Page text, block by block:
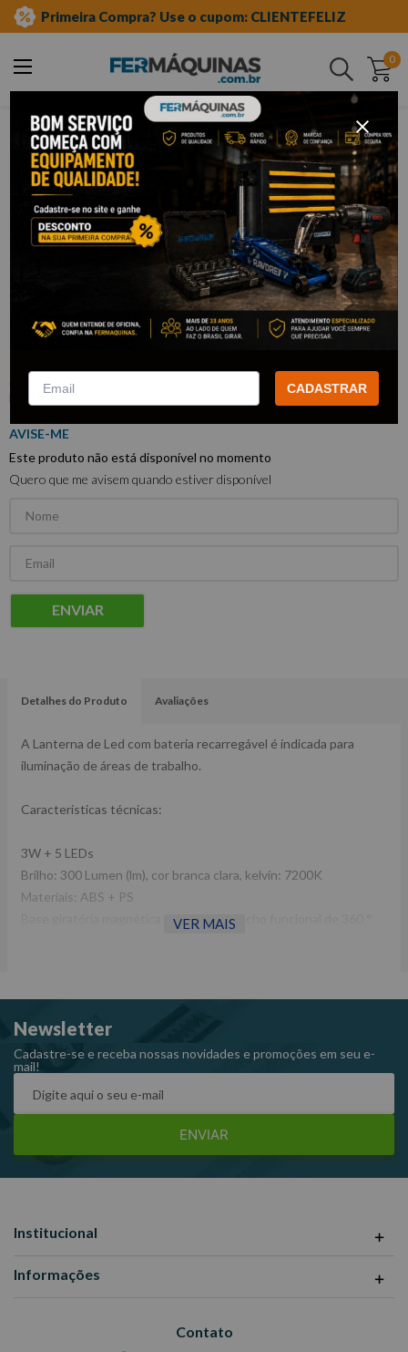
Primeira Compra? Use o cupom: CLIENTEFELIZ
0
Buscar
equipamento auto center
acessórios para oficina
luminárias e pendentes
Lanterna Led com Bateria
Recarregável- KING TONY
9TA27A
KING TONY
Este produto não está disponível no momento
Quero que me avisem quando estiver disponível
ENVIAR
Detalhes do Produto Avaliações
A Lanterna de Led com bateria recarregável é indicada para
iluminação de áreas de trabalho.
Características técnicas:
3W + 5 LEDs
Brilho: 300 Lumen (lm), cor branca clara, kelvin: 7200K
Materiais: ABS + PS
Base giratória magnética de 180 ° + gancho funcional de 360 °
Luz superior com 5 LEDs
Código: 9TA27A
Marca: King Tony
VER MAIS
Newsletter
Cadastre-se e receba nossas novidades e promoções em seu e-
mail!
ENVIAR
Institucional
Informações
Contato
CADASTRAR